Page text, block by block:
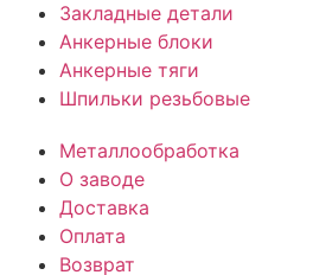
Закладные детали
Анкерные блоки
Анкерные тяги
Шпильки резьбовые
Металлообработка
О заводе
Доставка
Оплата
Возврат